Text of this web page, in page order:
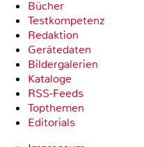
Bücher
Testkompetenz
Redaktion
Gerätedaten
Bildergalerien
Kataloge
RSS-Feeds
Topthemen
Editorials